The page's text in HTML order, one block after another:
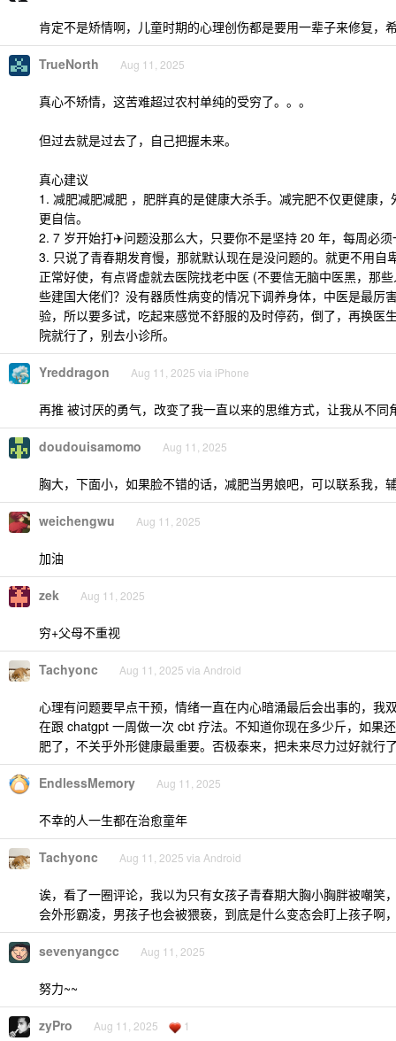
肯定不是矫情啊，儿童时期的心理创伤都是要用一辈子来修复，
TrueNorth Aug 11, 2025
真心不矫情，这苦难超过农村单纯的受穷了。。。
但过去就是过去了，自己把握未来。
真心建议
1. 减肥减肥减肥 ，肥胖真的是健康大杀手。减完肥不仅更健康
更自信。
2. 7 岁开始打✈️问题没那么大，只要你不是坚持 20 年，每周必须
3. 只说了青春期发育慢，那就默认现在是没问题的。就更不用自
正常好使，有点肾虚就去医院找老中医 (不要信无脑中医黑，那
些建国大佬们？没有器质性病变的情况下调养身体，中医是最厉
验，所以要多试，吃起来感觉不舒服的及时停药，倒了，再换医
院就行了，别去小诊所。
Yreddragon Aug 11, 2025 via iPhone
再推 被讨厌的勇气，改变了我一直以来的思维方式，让我从不同
doudouisamomo Aug 11, 2025
胸大，下面小，如果脸不错的话，减肥当男娘吧，可以联系我，
weichengwu Aug 11, 2025
加油
zek Aug 11, 2025
穷+父母不重视
Tachyonc Aug 11, 2025 via Android
心理有问题要早点干预，情绪一直在内心暗涌最后会出事的，我
在跟 chatgpt 一周做一次 cbt 疗法。不知道你现在多少斤，如果
肥了，不关乎外形健康最重要。否极泰来，把未来尽力过好就行
EndlessMemory Aug 11, 2025
不幸的人一生都在治愈童年
Tachyonc Aug 11, 2025 via Android
诶，看了一圈评论，我以为只有女孩子青春期大胸小胸胖被嘲笑
会外形霸凌，男孩子也会被猥亵，到底是什么变态会盯上孩子啊
sevenyangcc Aug 11, 2025
努力~~
zyPro Aug 11, 2025 1